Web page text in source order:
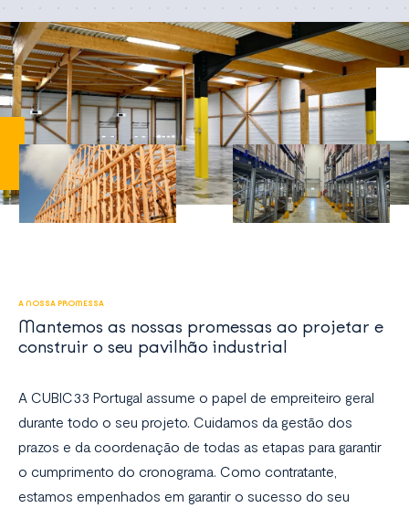
A NOSSA PROMESSA
Mantemos as nossas promessas ao projetar e
construir o seu pavilhão industrial
A CUBIC33 Portugal assume o papel de empreiteiro geral
durante todo o seu projeto. Cuidamos da gestão dos
prazos e da coordenação de todas as etapas para garantir
o cumprimento do cronograma. Como contratante,
estamos empenhados em garantir o sucesso do seu